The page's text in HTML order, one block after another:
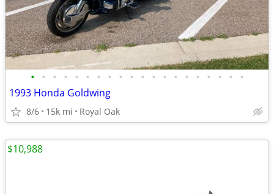
• • • • • • • • • • • • • • • • • • • •
1993 Honda Goldwing
8/6 15k mi Royal Oak
$10,988